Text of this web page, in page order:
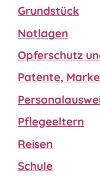
Grundstück
Notlagen
Opferschutz
Patente,
Pflegeeltern
Reisen
Schule